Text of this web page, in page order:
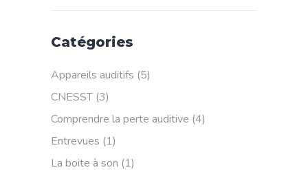
Catégories
Appareils auditifs (5)
CNESST (3)
Comprendre la perte auditive (4)
Entrevues (1)
La boite à son (1)